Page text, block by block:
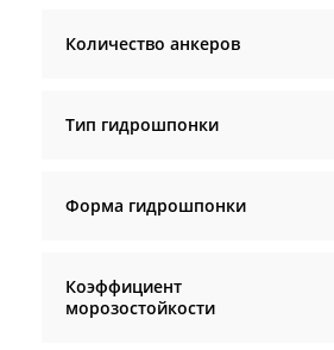
Количество анкеров
Тип гидрошпонки
Форма гидрошпонки
Коэффициент
морозостойкости